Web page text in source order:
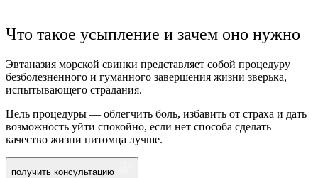
Что такое усыпление и зачем оно нужно
Эвтаназия морской свинки представляет собой процедуру
безболезненного и гуманного завершения жизни зверька,
испытывающего страдания.
Цель процедуры — облегчить боль, избавить от страха и дать
возможность уйти спокойно, если нет способа сделать
качество жизни питомца лучше.
получить консультацию